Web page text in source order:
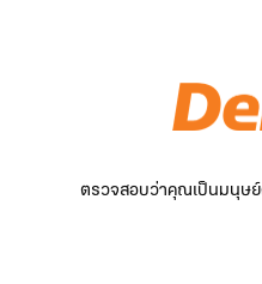
ตรวจสอบว่าคุณเป็นมนุษย์